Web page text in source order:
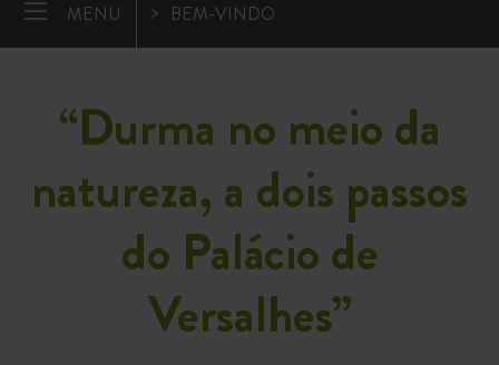
MENU BEM-VINDO
“Durma no meio da
natureza, a dois passos
do Palácio de
Versalhes”